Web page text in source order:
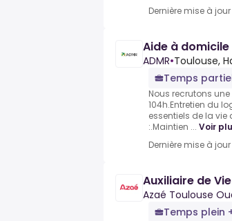
Dernière mise à
Aide à domicile
ADMR•Toulouse,
Temps
Nous recrutons
104h.Entretien du
essentiels de la
:.Maintien ... Voir
Dernière mise à
Auxiliaire de
Azaé Toulouse
Temps plein